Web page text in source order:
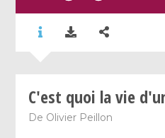
C'est quoi la vie
De Olivier Peillon